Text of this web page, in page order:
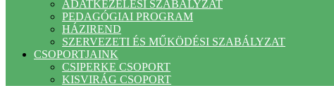
ADATKEZELÉSI SZABÁLYZAT
PEDAGÓGIAI PROGRAM
HÁZIREND
SZERVEZETI ÉS MŰKÖDÉSI SZABÁLYZAT
CSOPORTJAINK
CSIPERKE CSOPORT
KISVIRÁG CSOPORT